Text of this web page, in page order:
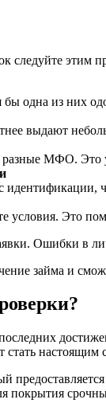
следуйте этим
одна из них
выдают
МФО. Это
Это
Ошибки в
займа и
стать настоящим
покрытия